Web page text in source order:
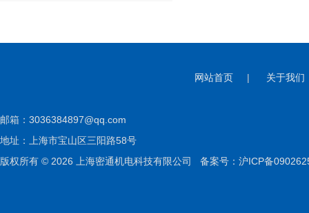
网站首页 | 关于我们
邮箱： 3036384897@qq.com
地址：上海市宝山区三阳路58号
版权所有 © 2026 上海密通机电科技有限公司 备案号：沪ICP备